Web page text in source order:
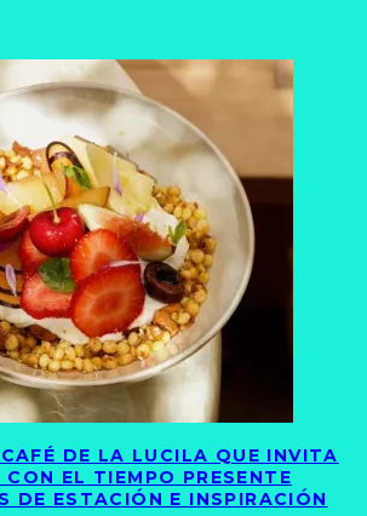
DE LA LUCILA QUE INVITA
EL TIEMPO PRESENTE
DE ESTACIÓN E INSPIRACIÓN